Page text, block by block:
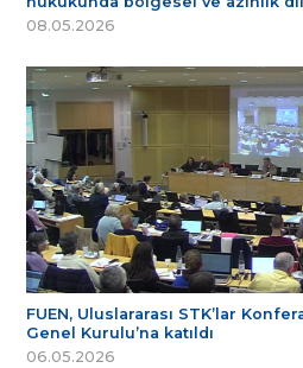
08.05.2026
FUEN, Uluslararası STK’lar
Genel Kurulu’na katıldı
06.05.2026